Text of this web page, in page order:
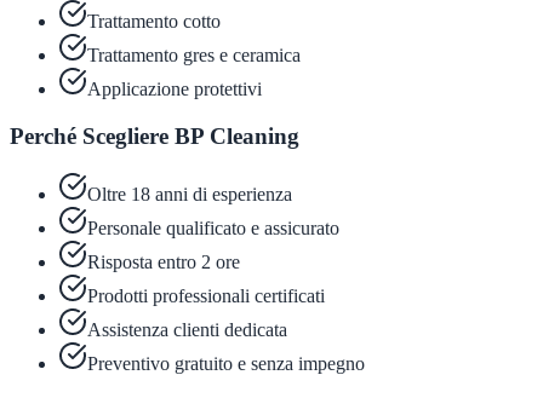
Trattamento cotto
Trattamento gres e ceramica
Applicazione protettivi
Perché Scegliere BP Cleaning
Oltre 18 anni di esperienza
Personale qualificato e assicurato
Risposta entro 2 ore
Prodotti professionali certificati
Assistenza clienti dedicata
Preventivo gratuito e senza impegno